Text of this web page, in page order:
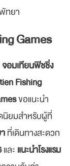
ทยา
Games
อมเทียนฟิชชิ่ง
Fishing
ขอแนะนำ
นิยมสำหรับผู้ที่
ที่เดินทางสะดวก
และ แนะนำโรงแรม